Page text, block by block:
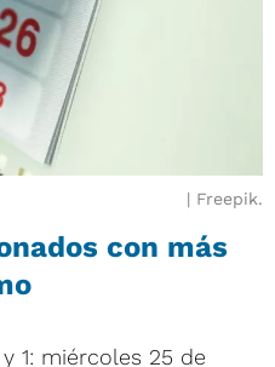
Freepik.
con más
1: miércoles 25 de